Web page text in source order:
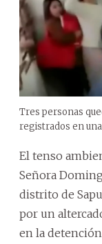
Tres personas
registrados en una
El tenso
Señora
distrito de
por un
en la